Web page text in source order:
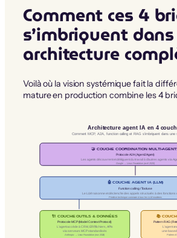
Comment ces 4
s’imbriquent
architecture
Voilà où la vision systémique fait la
mature en production combine les 4
Architecture agent IA en 4
Comment MCP, A2A, function calling et RAG s’imbriquent dans une
🤝 COUCHE COORDINATION MULTI-
Protocole A2A (Agent2Agent)
Les agents découvrent et délèguent du travail à d’autres agents via
Google → Linux Foundation (avril 2025)
🤖 COUCHE AGENT IA (LLM)
Function calling / Tool use
Le LLM raisonne et déclenche des appels structurés à des fonctions
Primitive technique commune à tous les LLM modernes
🔌 COUCHE OUTILS & DONNÉES
Protocole MCP (Model Context Protocol)
L’agent accède à CRM, ERP, fichiers, APIs
via serveurs MCP standardisés
Anthropic → Linux Foundation (nov 2024)
📚
Pattern RAG
L’agent
une base
Pattern